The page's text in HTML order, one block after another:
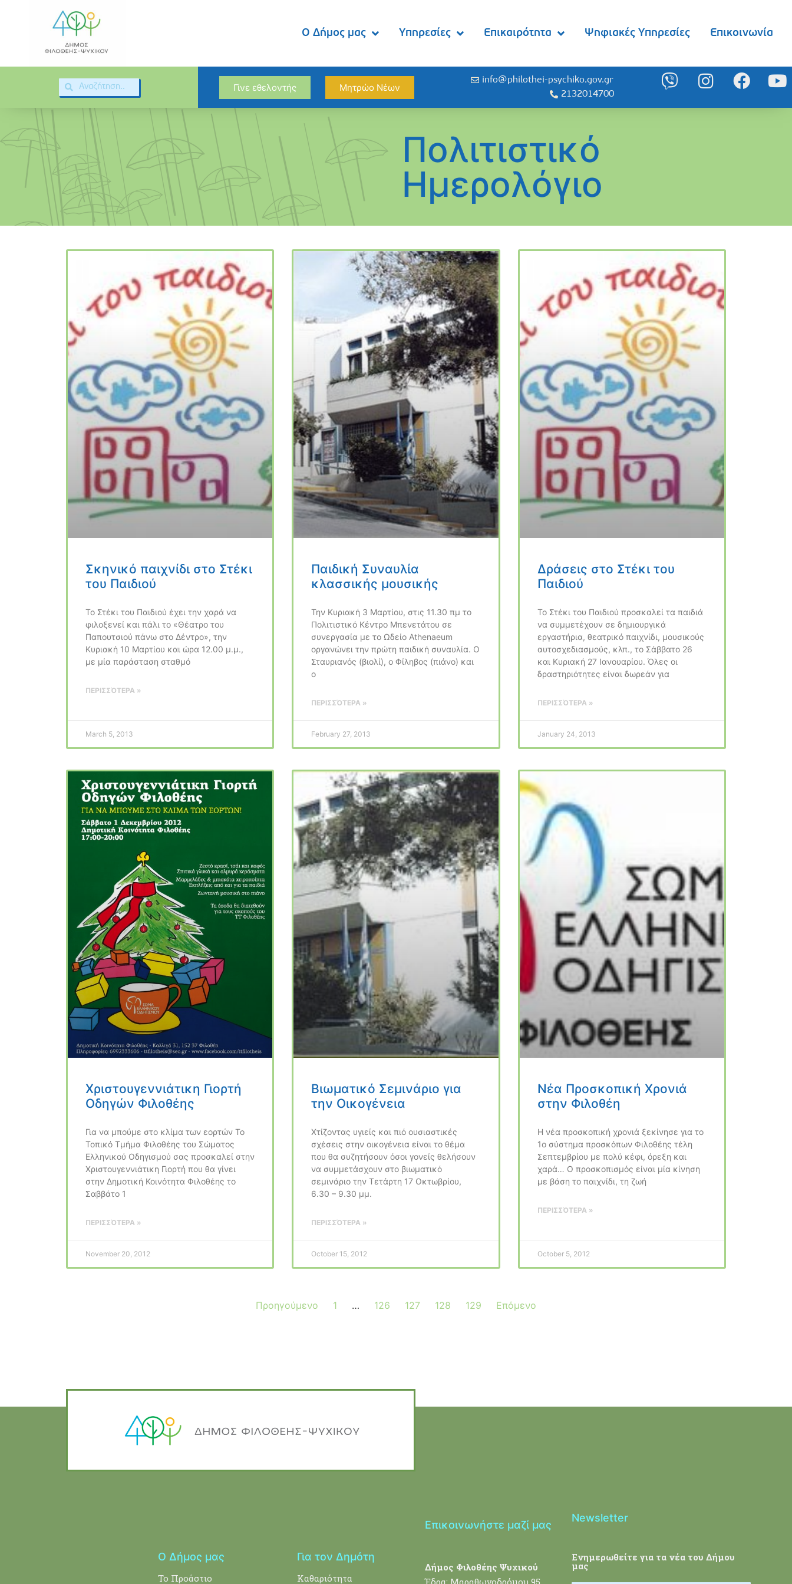
Ο Δήμος μας Υπηρεσίες Επικαιρότητα Ψηφιακές Υπηρεσίες Επικοινωνία
Γίνε εθελοντής Μητρώο Νέων
info@philothei-psychiko.gov.gr
2132014700
Πολιτιστικό
Ημερολόγιο
Σκηνικό παιχνίδι στο Στέκι
του Παιδιού
Το Στέκι του Παιδιού έχει την χαρά να
φιλοξενεί και πάλι το «Θέατρο του
Παπουτσιού πάνω στο Δέντρο», την
Κυριακή 10 Μαρτίου και ώρα 12.00 μ.μ.,
με μία παράσταση σταθμό
ΠΕΡΙΣΣΌΤΕΡΑ »
March 5, 2013
Παιδική Συναυλία
κλασσικής μουσικής
Την Κυριακή 3 Μαρτίου, στις 11.30 πμ το
Πολιτιστικό Κέντρο Μπενετάτου σε
συνεργασία με το Ωδείο Athenaeum
οργανώνει την πρώτη παιδική συναυλία. Ο
Σταυριανός (βιολί), o Φίληβος (πιάνο) και
o
ΠΕΡΙΣΣΌΤΕΡΑ »
February 27, 2013
Δράσεις στο Στέκι του
Παιδιού
Το Στέκι του Παιδιού προσκαλεί τα παιδιά
να συμμετέχουν σε δημιουργικά
εργαστήρια, θεατρικό παιχνίδι, μουσικούς
αυτοσχεδιασμούς, κλπ., το Σάββατο 26
και Κυριακή 27 Ιανουαρίου. Όλες οι
δραστηριότητες είναι δωρεάν για
ΠΕΡΙΣΣΌΤΕΡΑ »
January 24, 2013
Χριστουγεννιάτικη Γιορτή
Οδηγών Φιλοθέης
Για να μπούμε στο κλίμα των εορτών Το
Τοπικό Τμήμα Φιλοθέης του Σώματος
Ελληνικού Οδηγισμού σας προσκαλεί στην
Χριστουγεννιάτικη Γιορτή που θα γίνει
στην Δημοτική Κοινότητα Φιλοθέης το
Σαββάτο 1
ΠΕΡΙΣΣΌΤΕΡΑ »
November 20, 2012
Βιωματικό Σεμινάριο για
την Οικογένεια
Χτίζοντας υγιείς και πιό ουσιαστικές
σχέσεις στην οικογένεια είναι το θέμα
που θα συζητήσουν όσοι γονείς θελήσουν
να συμμετάσχουν στο βιωματικό
σεμινάριο την Τετάρτη 17 Οκτωβρίου,
6.30 – 9.30 μμ.
ΠΕΡΙΣΣΌΤΕΡΑ »
October 15, 2012
Νέα Προσκοπική Χρονιά
στην Φιλοθέη
Η νέα προσκοπική χρονιά ξεκίνησε για το
1ο σύστημα προσκόπων Φιλοθέης τέλη
Σεπτεμβρίου με πολύ κέφι, όρεξη και
χαρά… Ο προσκοπισμός είναι μία κίνηση
με βάση το παιχνίδι, τη ζωή
ΠΕΡΙΣΣΌΤΕΡΑ »
October 5, 2012
Προηγούμενο 1 … 126 127 128 129 Επόμενο
Ο Δήμος μας
Το Προάστιο
Για τον Δημότη
Καθαριότητα
Επικοινωνήστε μαζί μας
Δήμος Φιλοθέης Ψυχικού
Newsletter
Ενημερωθείτε για τα νέα του Δήμου
μας